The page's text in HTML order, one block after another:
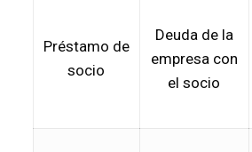
Préstamo de
socio
Deuda de la
empresa con
el socio